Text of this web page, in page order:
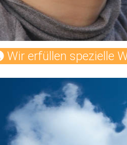
Wir erfüllen spezielle